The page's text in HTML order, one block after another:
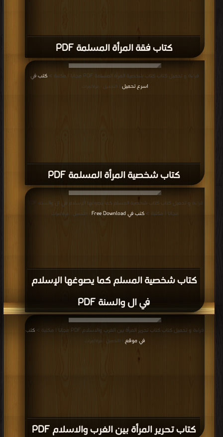
كتاب فقة المرأة المسلمة PDF
كتاب شخصية المرأة المسلمة PDF
قراءة و تحميل كتاب كتاب شخصية المرأة المسلمة PDF مجانا | مكتبة >
كتب في
اسرع تحميل
| التحميل : مرة/مرات
كتاب شخصية المسلم كما يصوغها الإسلام
في ال والسنة PDF
مجانا | مكتبة >كتب في Free Download | التحميل : مرة/مرات
كتاب تحرير المرأة بين الغرب والاسلام PDF
قراءة و تحميل كتاب كتاب تحرير المرأة بين الغرب والاسلام PDF مجانا | مكتبة >
كتب
في موقع
| التحميل : مرة/مرات